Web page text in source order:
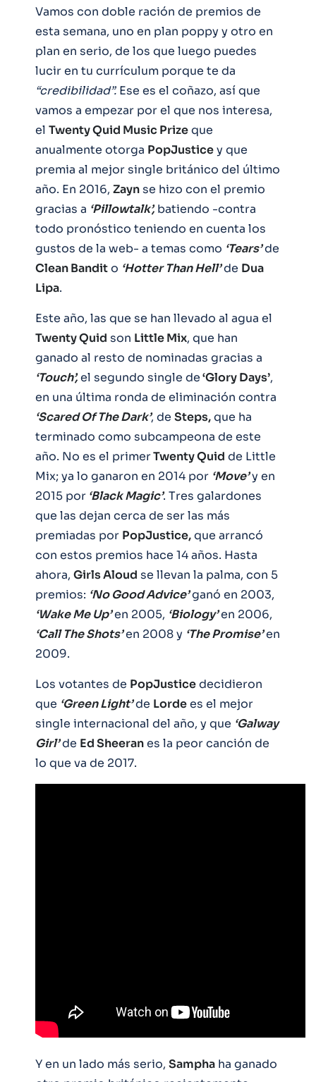
Vamos con doble ración de premios de
esta semana, uno en plan poppy y otro en
plan en serio, de los que luego puedes
lucir en tu currículum porque te da
“credibilidad”. Ese es el coñazo, así que
vamos a empezar por el que nos interesa,
el Twenty Quid Music Prizeque
anualmente otorga PopJusticey que
premia al mejor single británico del último
año. En 2016, Zaynse hizo con el premio
gracias a ‘Pillowtalk’,batiendo -contra
todo pronóstico teniendo en cuenta los
gustos de la web- a temas como ‘Tears’de
Clean Bandito ‘Hotter Than Hell’de Dua
Lipa.
Este año, las que se han llevado al agua el
Twenty Quid son Little Mix, que han
ganado al resto de nominadas gracias a
‘Touch’,el segundo single de‘Glory Days’,
en una última ronda de eliminación contra
‘Scared Of The Dark’, de Steps,que ha
terminado como subcampeona de este
año. No es el primerTwenty Quid de Little
Mix; ya lo ganaron en 2014 por ‘Move’y en
2015 por ‘Black Magic’. Tres galardones
que las dejan cerca de ser las más
premiadas por PopJustice,que arrancó
con estos premios hace 14 años. Hasta
ahora, Girls Aloud se llevan la palma, con 5
premios: ‘No Good Advice’ganó en 2003,
‘Wake Me Up’en 2005, ‘Biology’en 2006,
‘Call The Shots’en 2008 y ‘The Promise’en
2009.
Los votantes de PopJusticedecidieron
que ‘Green Light’de Lordees el mejor
single internacional del año, y que ‘Galway
Girl’de Ed Sheeranes la peor canción de
lo que va de 2017.
Y en un lado más serio, Sampha ha ganado